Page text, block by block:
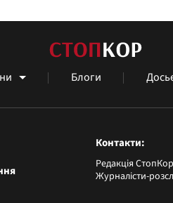
Блоги
Контакти
Редакція
Журналісти-